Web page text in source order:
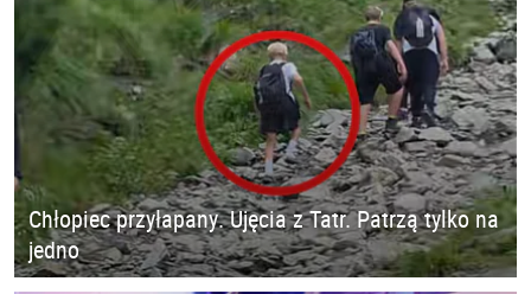
Chłopiec przyłapany. Ujęcia z Tatr. Patrzą tylko na
jedno